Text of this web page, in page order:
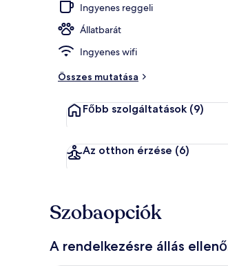
Ingyenes reggeli
Állatbarát
Ingyenes wifi
Összes mutatása
Főbb szolgáltatások (9)
Az otthon érzése (6)
Szobaopciók
A rendelkezésre állás